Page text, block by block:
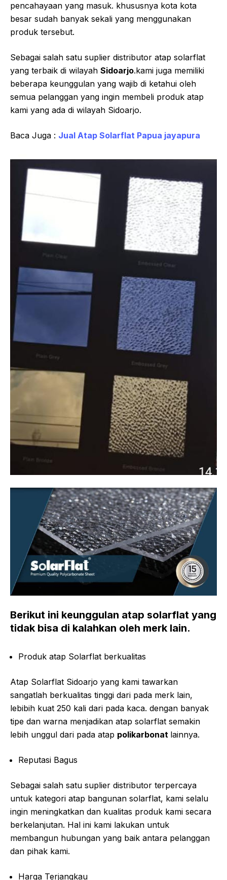
pencahayaan yang masuk. khususnya kota kota
besar sudah banyak sekali yang menggunakan
produk tersebut.
Sebagai salah satu suplier distributor atap solarflat
yang terbaik di wilayah Sidoarjo.kami juga memiliki
beberapa keunggulan yang wajib di ketahui oleh
semua pelanggan yang ingin membeli produk atap
kami yang ada di wilayah Sidoarjo.
Baca Juga : Jual Atap Solarflat Papua jayapura
Berikut ini keunggulan atap solarflat yang
tidak bisa di kalahkan oleh merk lain.
Produk atap Solarflat berkualitas
Atap Solarflat Sidoarjo yang kami tawarkan
sangatlah berkualitas tinggi dari pada merk lain,
lebibih kuat 250 kali dari pada kaca. dengan banyak
tipe dan warna menjadikan atap solarflat semakin
lebih unggul dari pada atap polikarbonat lainnya.
Reputasi Bagus
Sebagai salah satu suplier distributor terpercaya
untuk kategori atap bangunan solarflat, kami selalu
ingin meningkatkan dan kualitas produk kami secara
berkelanjutan. Hal ini kami lakukan untuk
membangun hubungan yang baik antara pelanggan
dan pihak kami.
Harga Terjangkau